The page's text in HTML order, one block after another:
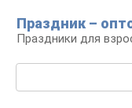
контенту
Праздник –
Праздники для